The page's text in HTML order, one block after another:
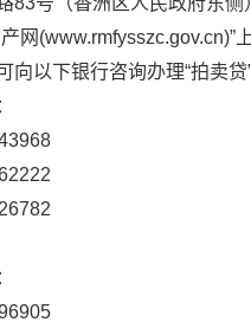
网 (www.rmfysszc.gov.cn)”
向以下银行咨询办理“拍卖